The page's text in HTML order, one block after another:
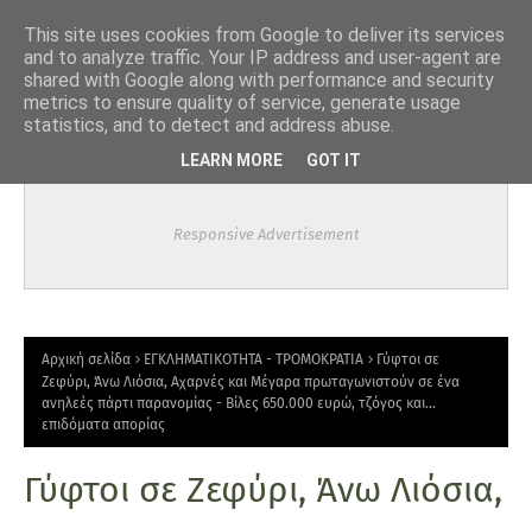
Responsive Advertisement
Αρχική σελίδα ΕΓΚΛΗΜΑΤΙΚΟΤΗΤΑ - ΤΡΟΜΟΚΡΑΤΙΑ
Γύφτοι σε
Ζεφύρι, Άνω Λιόσια, Αχαρνές και Μέγαρα πρωταγωνιστούν σε ένα
ανηλεές πάρτι παρανομίας - Βίλες 650.000 ευρώ, τζόγος και…
επιδόματα απορίας
Γύφτοι σε Ζεφύρι, Άνω Λιόσια,
This site uses cookies from Google to deliver its services
and to analyze traffic. Your IP address and user-agent are
shared with Google along with performance and security
metrics to ensure quality of service, generate usage
statistics, and to detect and address abuse.
LEARN MORE GOT IT